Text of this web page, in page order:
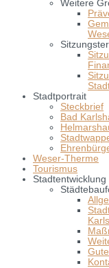
Weitere
Stadtportrait
Steckbrief
Bad
Weser-Therme
Tourismus
Stadtentwicklung